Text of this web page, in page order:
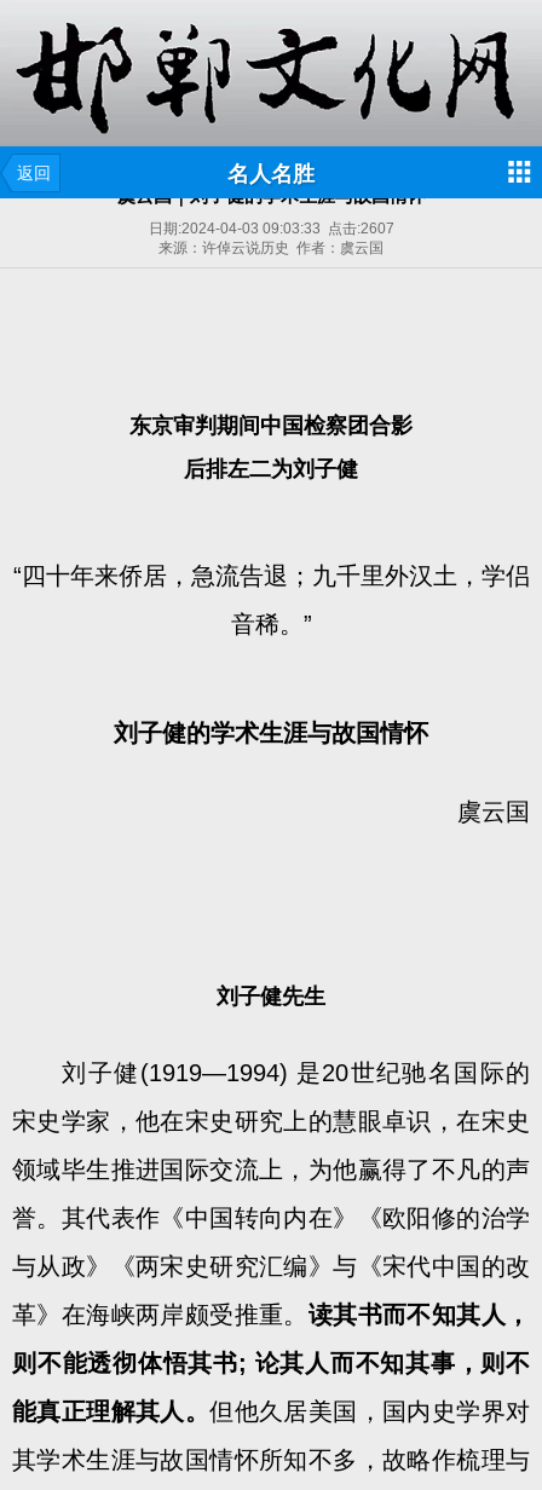
返回 名人名胜
虞云国｜刘子健的学术生涯与故国情怀
日期:2024-04-03 09:03:33 点击:2607
来源：许倬云说历史 作者：虞云国
东京审判期间中国检察团合影
后排左二为刘子健
“四十年来侨居，急流告退；九千里外汉土，学侣
音稀。”
刘子健的学术生涯与故国情怀
虞云国
刘子健先生
刘子健(1919—1994) 是20世纪驰名国际的
宋史学家，他在宋史研究上的慧眼卓识，在宋史
领域毕生推进国际交流上，为他赢得了不凡的声
誉。其代表作《中国转向内在》《欧阳修的治学
与从政》《两宋史研究汇编》与《宋代中国的改
革》在海峡两岸颇受推重。 读其书而不知其人，
则不能透彻体悟其书; 论其人而不知其事，则不
能真正理解其人。但他久居美国，国内史学界对
其学术生涯与故国情怀所知不多，故略作梳理与